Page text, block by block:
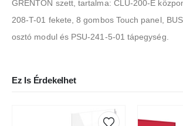
GRENTON szett, tartalma: CLU-200-E
208-T-01 fekete, 8 gombos Touch panel,
osztó modul és PSU-241-5-01 tápegység.
Ez Is Érdekelhet